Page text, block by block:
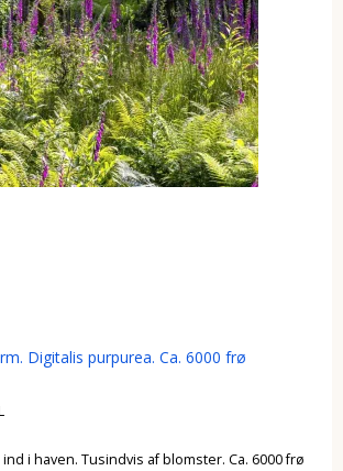
Digitalis purpurea. Ca. 6000 frø
i haven. Tusindvis af blomster. Ca. 6000 frø